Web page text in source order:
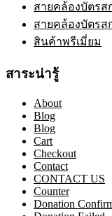
สายคล้องบัตรส
สายคล้องบัตรส
สินค้าพรีเมี่ยม
สาระน่ารู้
About
Blog
Blog
Cart
Checkout
Contact
CONTACT US
Counter
Donation